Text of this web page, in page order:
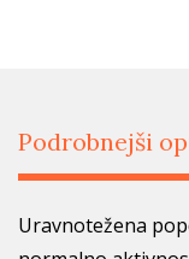
Podrobnejši
Uravnotežena